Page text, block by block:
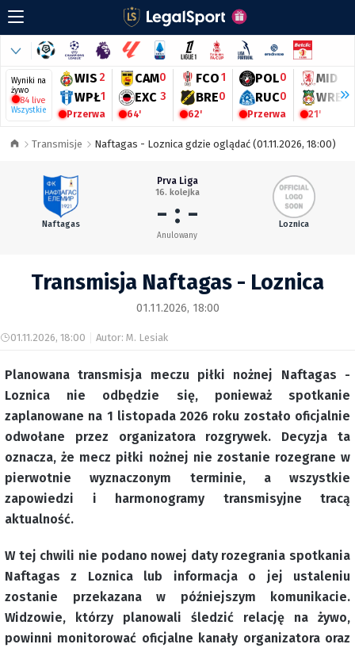
Wyniki na
żywo
84 live
Wszystkie
WIS 2
WPŁ1
Przerwa
CAM0
EXC 3
64'
FCO1
BRE0
62'
POL0
RUC0
Przerwa
MID
WRE0
21'
Transmisje Naftagas - Loznica gdzie oglądać (01.11.2026, 18:00)
Naftagas
Prva Liga
16. kolejka
- : -
Anulowany
Loznica
Transmisja Naftagas - Loznica
01.11.2026, 18:00
01.11.2026, 18:00 Autor: M. Lesiak
Planowana transmisja meczu piłki nożnej Naftagas -
Loznica nie odbędzie się, ponieważ spotkanie
zaplanowane na 1 listopada 2026 roku zostało oficjalnie
odwołane przez organizatora rozgrywek. Decyzja ta
oznacza, że mecz piłki nożnej nie zostanie rozegrane w
pierwotnie wyznaczonym terminie, a wszystkie
zapowiedzi i harmonogramy transmisyjne tracą
aktualność.
W tej chwili nie podano nowej daty rozegrania spotkania
Naftagas z Loznica lub informacja o jej ustaleniu
zostanie przekazana w późniejszym komunikacie.
Widzowie, którzy planowali śledzić relację na żywo,
powinni monitorować oficjalne kanały organizatora oraz